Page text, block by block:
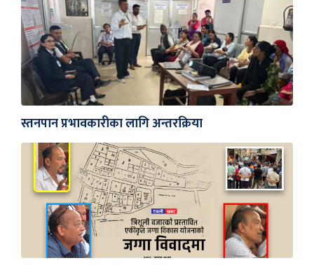
स्तनपान प्रभावकारीका लागि अन्तरक्रिया